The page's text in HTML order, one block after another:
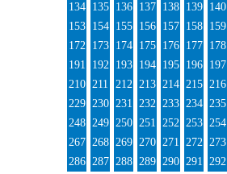
134
135 136 137 138 139 140
153
154 155 156 157 158 159
172
173 174 175 176 177 178
191
192 193 194 195 196 197
210 211 212 213 214 215 216
229 230 231 232 233 234 235
248 249 250 251 252 253 254
267 268 269 270 271 272 273
286 287 288 289 290 291 292